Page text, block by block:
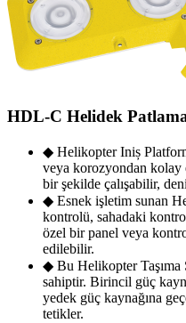
HDL-C Helidek Patlama-
◆ Helikopter Iniș
veya korozyondan
bir şekilde çalışabilir,
◆ Esnek işletim sunan
kontrolü, sahadaki
özel bir panel veya
edilebilir.
◆ Bu Helikopter Taşıma
sahiptir. Birincil güç
yedek güç kaynağına
tetikler.